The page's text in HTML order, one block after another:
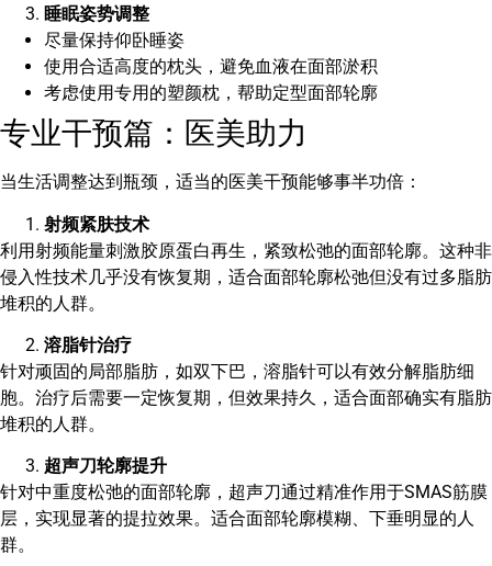
睡眠姿势调整
尽量保持仰卧睡姿
使用合适高度的枕头，避免血液在面部淤积
考虑使用专用的塑颜枕，帮助定型面部轮廓
专业干预篇：医美助力
当生活调整达到瓶颈，适当的医美干预能够事半功倍：
射频紧肤技术
利用射频能量刺激胶原蛋白再生，紧致松弛的面部轮廓。这种非
侵入性技术几乎没有恢复期，适合面部轮廓松弛但没有过多脂肪
堆积的人群。
溶脂针治疗
针对顽固的局部脂肪，如双下巴，溶脂针可以有效分解脂肪细
胞。治疗后需要一定恢复期，但效果持久，适合面部确实有脂肪
堆积的人群。
超声刀轮廓提升
针对中重度松弛的面部轮廓，超声刀通过精准作用于SMAS筋膜
层，实现显著的提拉效果。适合面部轮廓模糊、下垂明显的人
群。